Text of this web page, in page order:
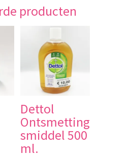
producten
Dettol
Ontsmetting
smiddel 500
ml.